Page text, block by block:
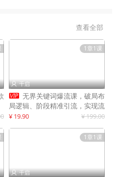
查看全部
1章1课
 千启
 无界关键词爆流课，破局布
局逻辑、阶段精准引流，实现流
量翻倍，店铺业绩增长50%+
¥ 19.90 ¥ 199.00
1章1课
 千启